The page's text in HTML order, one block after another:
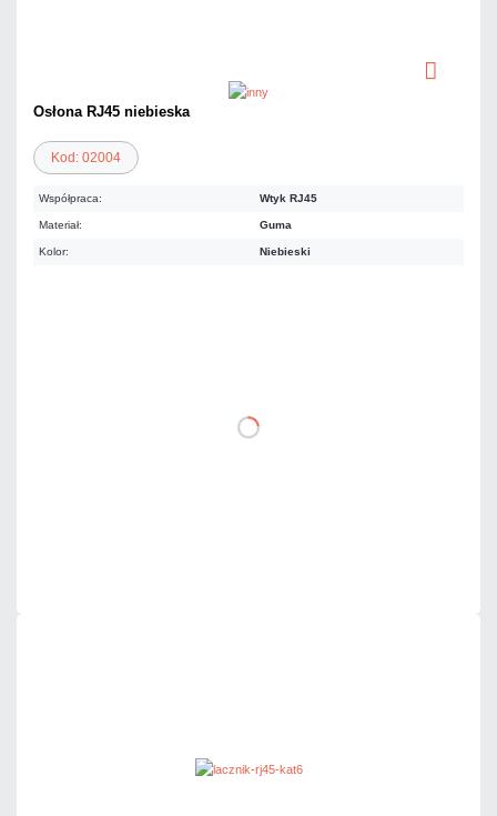
Osłona RJ45 niebieska
Kod: 02004
Współpraca: Wtyk RJ45
Materiał: Guma
Kolor: Niebieski
DO KOSZYKA